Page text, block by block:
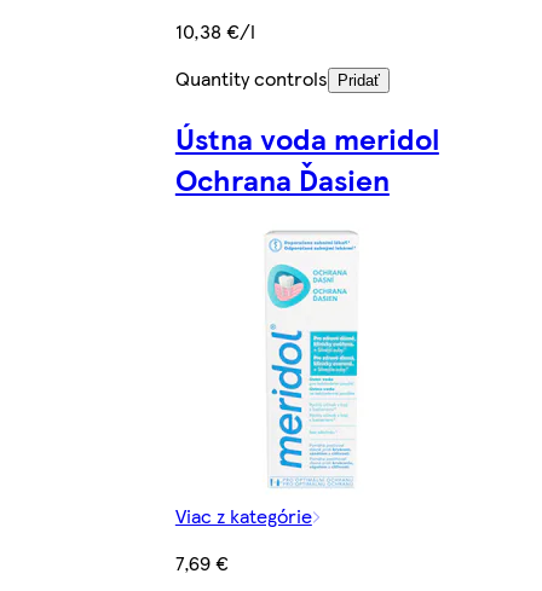
10,38 €/l
Quantity controls
Pridať
Ústna voda meridol
Ochrana Ďasien
Viac z kategórie
7,69 €